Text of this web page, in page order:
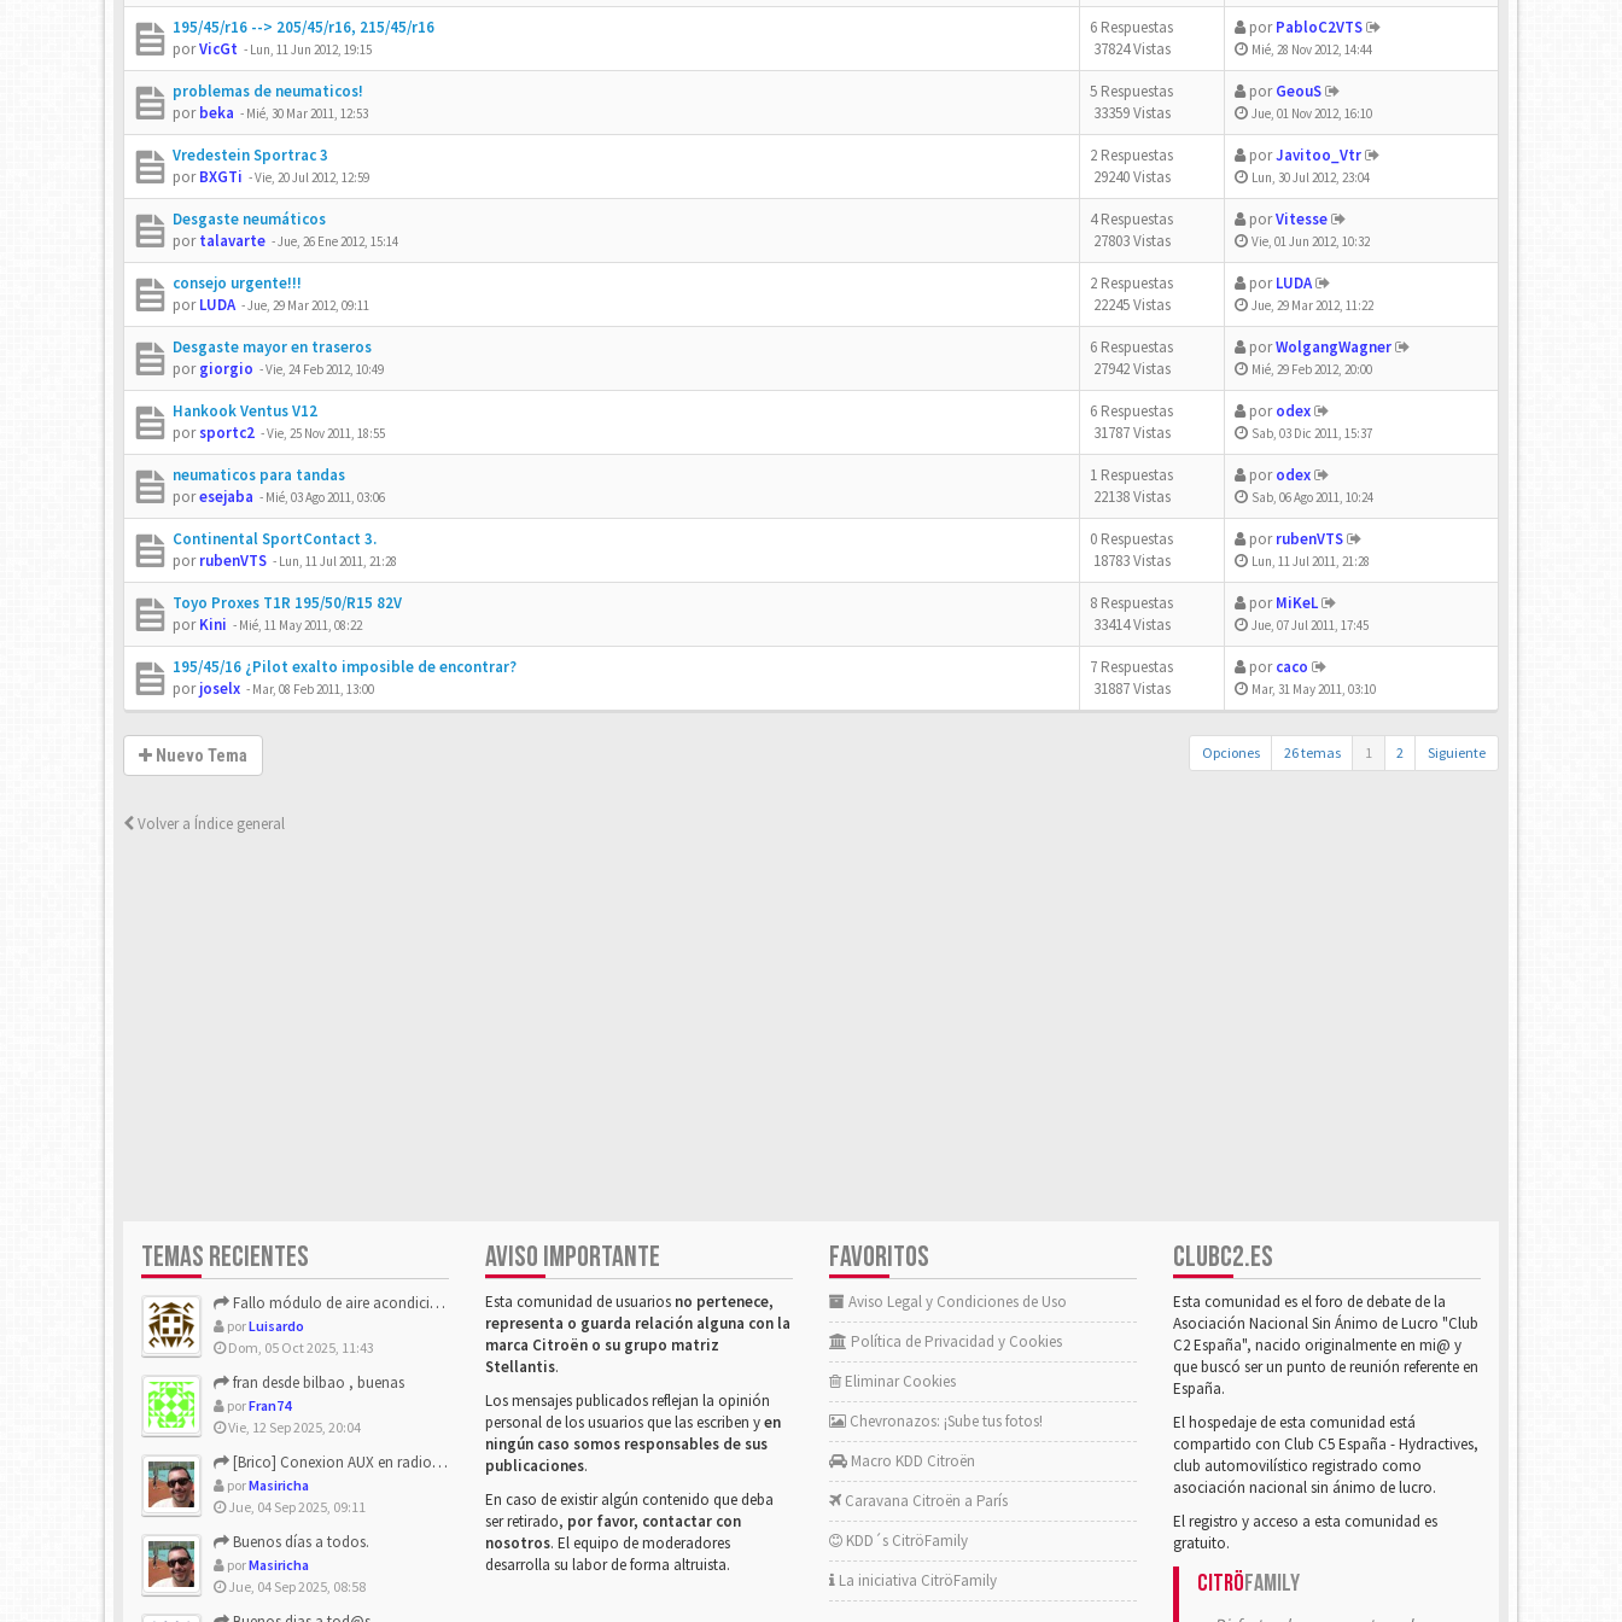
195/45/r16 --> 205/45/r16, 215/45/r16
porVicGt - Lun, 11 Jun 2012, 19:15
6 Respuestas
37824 Vistas
porPabloC2VTS
Mié, 28 Nov 2012, 14:44
problemas de neumaticos!
porbeka - Mié, 30 Mar 2011, 12:53
5 Respuestas
33359 Vistas
porGeouS
Jue, 01 Nov 2012, 16:10
Vredestein Sportrac 3
porBXGTi -Vie, 20 Jul 2012, 12:59
2 Respuestas
29240 Vistas
porJavitoo_Vtr
Lun, 30 Jul 2012, 23:04
Desgaste neumáticos
portalavarte -Jue, 26 Ene 2012, 15:14
4 Respuestas
27803 Vistas
porVitesse
Vie, 01 Jun 2012, 10:32
consejo urgente!!!
porLUDA -Jue, 29 Mar 2012, 09:11
2 Respuestas
22245 Vistas
porLUDA
Jue, 29 Mar 2012, 11:22
Desgaste mayor en traseros
porgiorgio -Vie, 24 Feb 2012, 10:49
6 Respuestas
27942 Vistas
porWolgangWagner
Mié, 29 Feb 2012, 20:00
Hankook Ventus V12
porsportc2 -Vie, 25 Nov 2011, 18:55
6 Respuestas
31787 Vistas
porodex
Sab, 03 Dic 2011, 15:37
neumaticos para tandas
poresejaba - Mié, 03 Ago 2011, 03:06
1 Respuestas
22138 Vistas
porodex
Sab, 06 Ago 2011, 10:24
Continental SportContact 3.
porrubenVTS - Lun, 11 Jul 2011, 21:28
0 Respuestas
18783 Vistas
porrubenVTS
Lun, 11 Jul 2011, 21:28
Toyo Proxes T1R 195/50/R15 82V
porKini - Mié, 11 May 2011, 08:22
8 Respuestas
33414 Vistas
porMiKeL
Jue, 07 Jul 2011, 17:45
195/45/16 ¿Pilot exalto imposible de encontrar?
porjoselx - Mar, 08 Feb 2011, 13:00
7 Respuestas
31887 Vistas
porcaco
Mar, 31 May 2011, 03:10
Nuevo Tema Opciones 26 temas 1 2 Siguiente
Volver a Índice general
TEMAS RECIENTES
Fallo módulo de aire acondicionado
porLuisardo
Dom, 05 Oct 2025, 11:43
fran desde bilbao , buenas
porFran74
Vie, 12 Sep 2025, 20:04
[Brico] Conexion AUX en radio de origen
porMasiricha
Jue, 04 Sep 2025, 09:11
Buenos días a todos.
porMasiricha
Jue, 04 Sep 2025, 08:58
AVISO IMPORTANTE
Esta comunidad de usuarios no pertenece,
representa o guarda relación alguna con la
marca Citroën o su grupo matriz
Stellantis.
Los mensajes publicados reflejan la opinión
personal de los usuarios que las escriben yen
ningún caso somos responsables de sus
publicaciones.
En caso de existir algún contenido que deba
ser retirado, por favor, contactar con
nosotros. El equipo de moderadores
desarrolla su labor de forma altruista.
FAVORITOS
Aviso Legal y Condiciones de Uso
Política de Privacidad y Cookies
Eliminar Cookies
Chevronazos: ¡Sube tus fotos!
Macro KDD Citroën
Caravana Citroën a París
KDD´s CitröFamily
La iniciativa CitröFamily
CLUBC2.ES
Esta comunidad es el foro de debate de la
Asociación Nacional Sin Ánimo de Lucro "Club
C2 España", nacido originalmente en mi@ y
que buscó ser un punto de reunión referente en
España.
El hospedaje de esta comunidad está
compartido con Club C5 España - Hydractives,
club automovilístico registrado como
asociación nacional sin ánimo de lucro.
El registro y acceso a esta comunidad es
gratuito.
CitröFamily